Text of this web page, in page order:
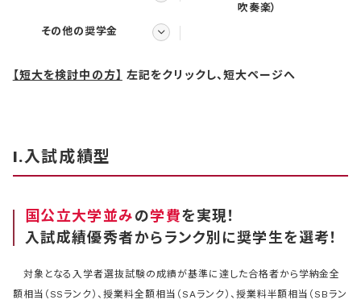
吹奏楽）
その他の奨学金
【短大を検討中の方】 左記をクリックし、短大ページへ
I.入試成績型
国公立大学並みの学費を実現！
入試成績優秀者からランク別に奨学生を選考！
対象となる入学者選抜試験の成績が基準に達した合格者から学納金全
額相当（SSランク）、授業料全額相当（SAランク）、授業料半額相当（SBラン